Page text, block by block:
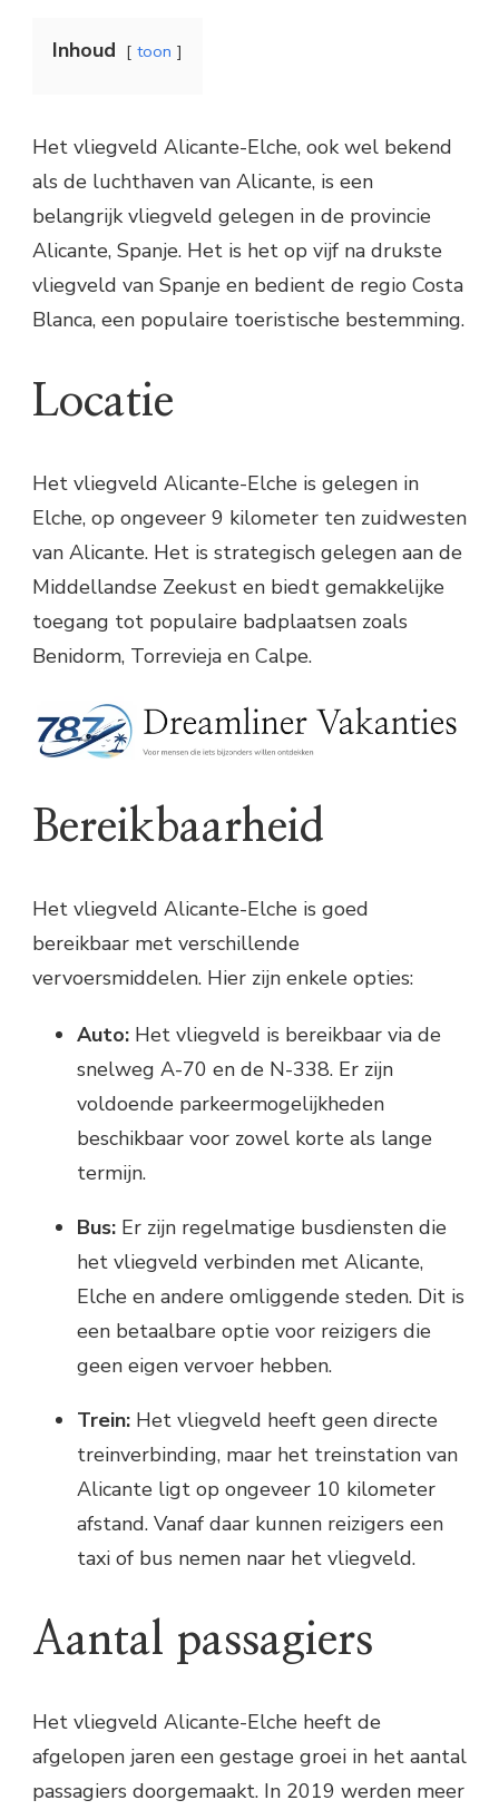
Inhoud toon
Het vliegveld Alicante-Elche, ook wel bekend
als de luchthaven van Alicante, is een
belangrijk vliegveld gelegen in de provincie
Alicante, Spanje. Het is het op vijf na drukste
vliegveld van Spanje en bedient de regio Costa
Blanca, een populaire toeristische bestemming.
Locatie
Het vliegveld Alicante-Elche is gelegen in
Elche, op ongeveer 9 kilometer ten zuidwesten
van Alicante. Het is strategisch gelegen aan de
Middellandse Zeekust en biedt gemakkelijke
toegang tot populaire badplaatsen zoals
Benidorm, Torrevieja en Calpe.
Bereikbaarheid
Het vliegveld Alicante-Elche is goed
bereikbaar met verschillende
vervoersmiddelen. Hier zijn enkele opties:
Auto: Het vliegveld is bereikbaar via de
snelweg A-70 en de N-338. Er zijn
voldoende parkeermogelijkheden
beschikbaar voor zowel korte als lange
termijn.
Bus: Er zijn regelmatige busdiensten die
het vliegveld verbinden met Alicante,
Elche en andere omliggende steden. Dit is
een betaalbare optie voor reizigers die
geen eigen vervoer hebben.
Trein: Het vliegveld heeft geen directe
treinverbinding, maar het treinstation van
Alicante ligt op ongeveer 10 kilometer
afstand. Vanaf daar kunnen reizigers een
taxi of bus nemen naar het vliegveld.
Aantal passagiers
Het vliegveld Alicante-Elche heeft de
afgelopen jaren een gestage groei in het aantal
passagiers doorgemaakt. In 2019 werden meer